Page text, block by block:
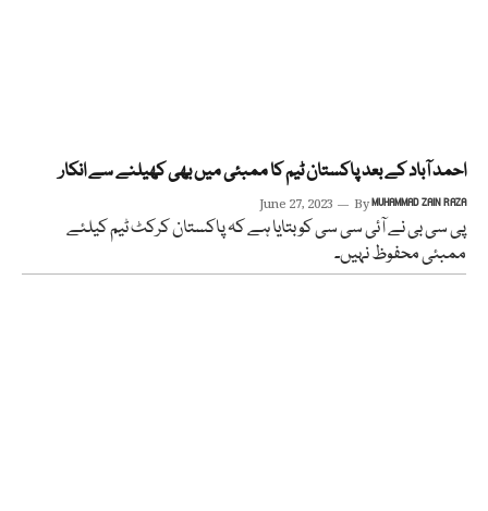
احمد آباد کے بعد پاکستان ٹیم کا ممبئی میں بھی کھیلنے سے انکار
June 27, 2023 ByMUHAMMAD ZAIN RAZA
پی سی بی نے آئی سی سی کو بتایا ہے کہ پاکستان کرکٹ ٹیم کیلئے
ممبئی محفوظ نہیں۔